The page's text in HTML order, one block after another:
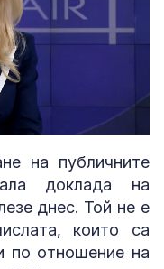
на публичните
доклада на
днес. Той не е
които са
по отношение на